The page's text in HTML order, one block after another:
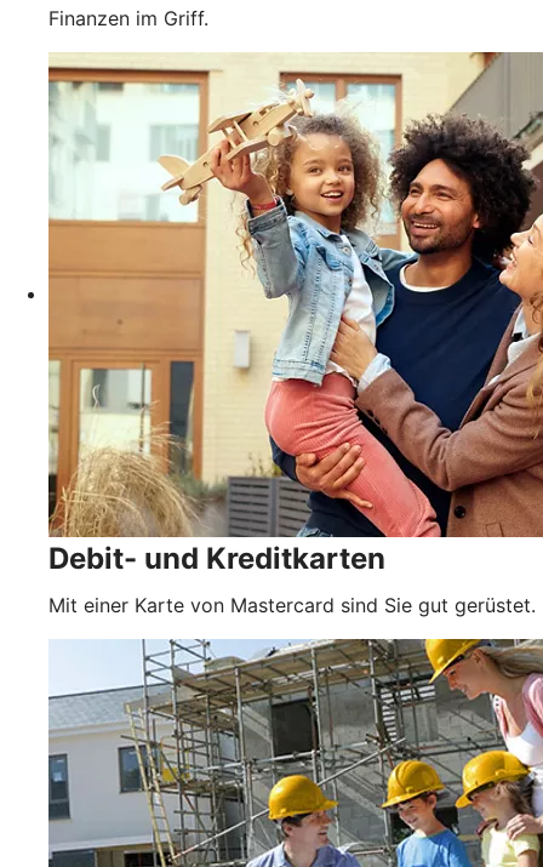
Finanzen im Griff.
Debit- und Kreditkarten
Mit einer Karte von Mastercard sind Sie gut gerüstet.